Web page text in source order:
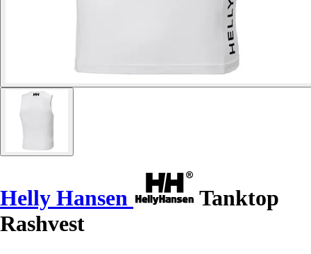
Helly Hansen
Tanktop
Rashvest